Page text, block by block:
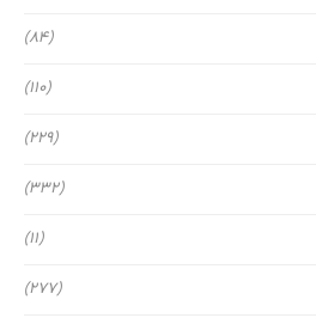
(84)
(110)
(229)
(332)
(11)
(277)